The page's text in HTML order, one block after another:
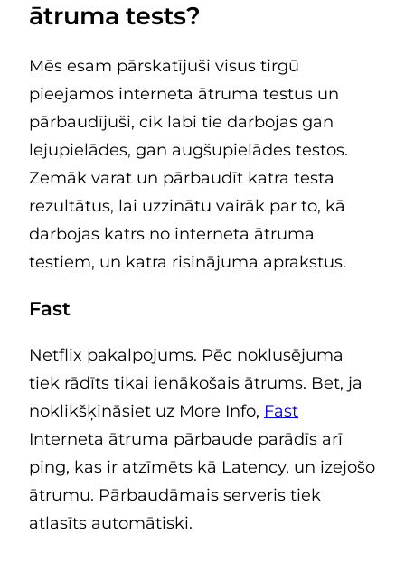
ātruma tests?
Mēs esam pārskatījuši visus tirgū
pieejamos interneta ātruma testus un
pārbaudījuši, cik labi tie darbojas gan
lejupielādes, gan augšupielādes testos.
Zemāk varat un pārbaudīt katra testa
rezultātus, lai uzzinātu vairāk par to, kā
darbojas katrs no interneta ātruma
testiem, un katra risinājuma aprakstus.
Fast
Netflix pakalpojums. Pēc noklusējuma
tiek rādīts tikai ienākošais ātrums. Bet, ja
noklikšķināsiet uz More Info, Fast
Interneta ātruma pārbaude parādīs arī
ping, kas ir atzīmēts kā Latency, un izejošo
ātrumu. Pārbaudāmais serveris tiek
atlasīts automātiski.